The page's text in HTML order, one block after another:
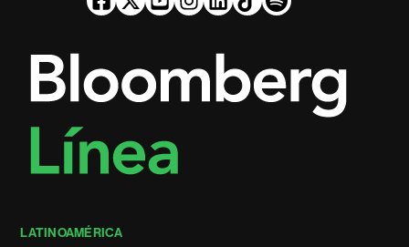
LATINOAMÉRICA